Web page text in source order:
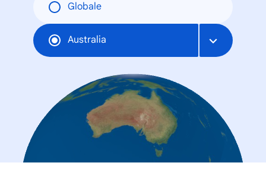
Globale
Australia